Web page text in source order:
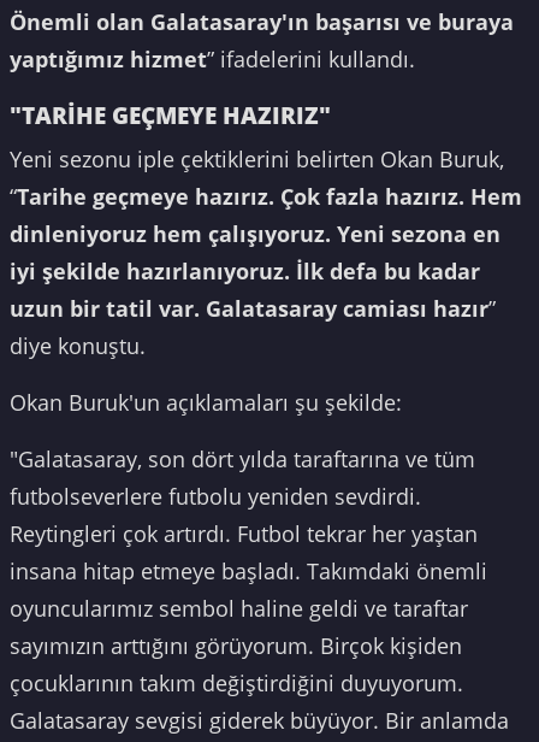
Önemli olan Galatasaray'ın başarısı ve buraya
yaptığımız hizmet” ifadelerini kullandı.
"TARİHE GEÇMEYE HAZIRIZ"
Yeni sezonu iple çektiklerini belirten Okan Buruk,
“Tarihe geçmeye hazırız. Çok fazla hazırız. Hem
dinleniyoruz hem çalışıyoruz. Yeni sezona en
iyi şekilde hazırlanıyoruz. İlk defa bu kadar
uzun bir tatil var. Galatasaray camiası hazır”
diye konuştu.
Okan Buruk'un açıklamaları şu şekilde:
"Galatasaray, son dört yılda taraftarına ve tüm
futbolseverlere futbolu yeniden sevdirdi.
Reytingleri çok artırdı. Futbol tekrar her yaştan
insana hitap etmeye başladı. Takımdaki önemli
oyuncularımız sembol haline geldi ve taraftar
sayımızın arttığını görüyorum. Birçok kişiden
çocuklarının takım değiştirdiğini duyuyorum.
Galatasaray sevgisi giderek büyüyor. Bir anlamda